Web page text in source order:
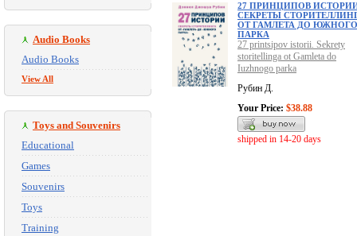
Audio Books
Audio Books
View All
Toys and Souvenirs
Educational
Games
Souvenirs
Toys
Training
27 ПРИНЦИПОВ
СЕКРЕТЫ
ОТ ГАМЛЕТА ДО ЮЖНОГО
ПАРКА
27 printsipov istorii. Sekrety
storitellinga ot Gamleta do
Iuzhnogo parka
Рубин Д.
Your Price: $38.88
shipped in 14-20 days